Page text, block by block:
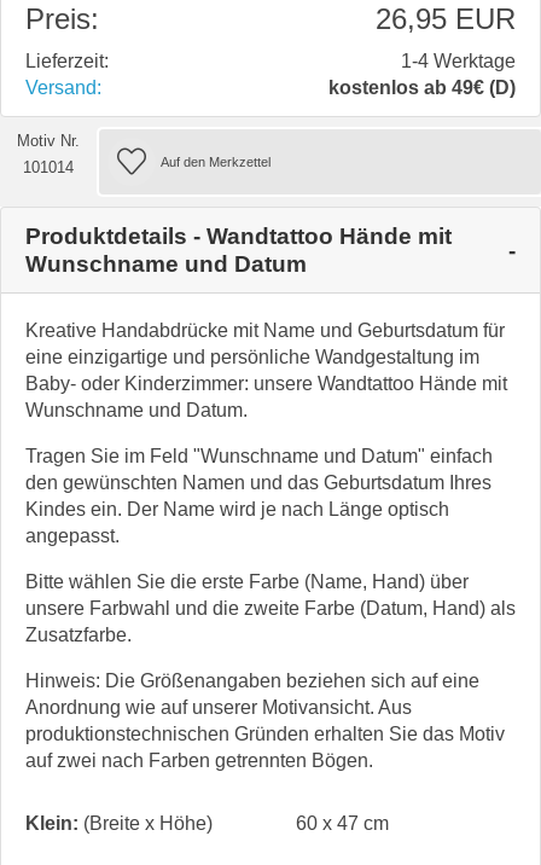
Preis: 26,95 EUR
Lieferzeit:
1-4 Werktage
Versand:
kostenlos ab 49€ (D)
Motiv Nr.
101014
Produktdetails - Wandtattoo Hände mit
Wunschname und Datum
Kreative Handabdrücke mit Name und Geburtsdatum für
eine einzigartige und persönliche Wandgestaltung im
Baby- oder Kinderzimmer: unsere Wandtattoo Hände mit
Wunschname und Datum.
Tragen Sie im Feld "Wunschname und Datum" einfach
den gewünschten Namen und das Geburtsdatum Ihres
Kindes ein. Der Name wird je nach Länge optisch
angepasst.
Bitte wählen Sie die erste Farbe (Name, Hand) über
unsere Farbwahl und die zweite Farbe (Datum, Hand) als
Zusatzfarbe.
Hinweis: Die Größenangaben beziehen sich auf eine
Anordnung wie auf unserer Motivansicht. Aus
produktionstechnischen Gründen erhalten Sie das Motiv
auf zwei nach Farben getrennten Bögen.
Klein: (Breite x Höhe) 60 x 47 cm